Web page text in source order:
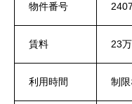
物件番号
賃料 23
利用時間 制限